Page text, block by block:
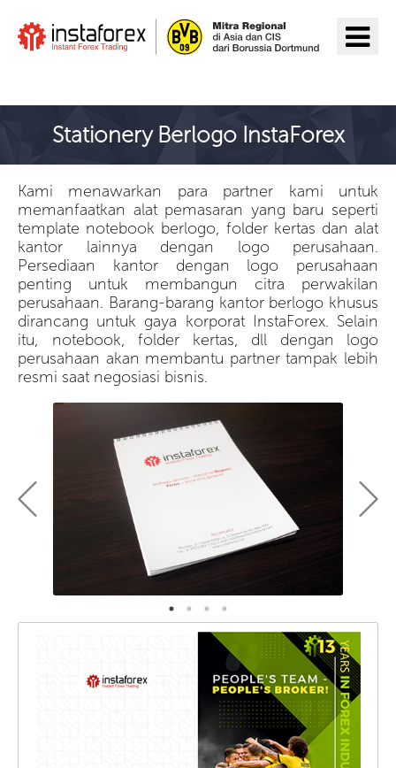
Stationery Berlogo InstaForex
Kami menawarkan para partner kami untuk
memanfaatkan alat pemasaran yang baru seperti
template notebook berlogo, folder kertas dan alat
kantor lainnya dengan logo perusahaan.
Persediaan kantor dengan logo perusahaan
penting untuk membangun citra perwakilan
perusahaan. Barang-barang kantor berlogo khusus
dirancang untuk gaya korporat InstaForex. Selain
itu, notebook, folder kertas, dll dengan logo
perusahaan akan membantu partner tampak lebih
resmi saat negosiasi bisnis.